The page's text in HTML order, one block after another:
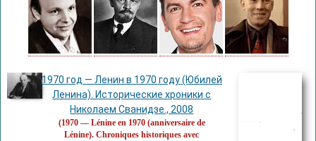
1970 год — Ленин в 1970 году (Юбилей
Ленина). Исторические хроники с
Николаем Сванидзе., 2008
(1970 — Lénine en 1970 (anniversaire de
Lénine). Chroniques historiques avec